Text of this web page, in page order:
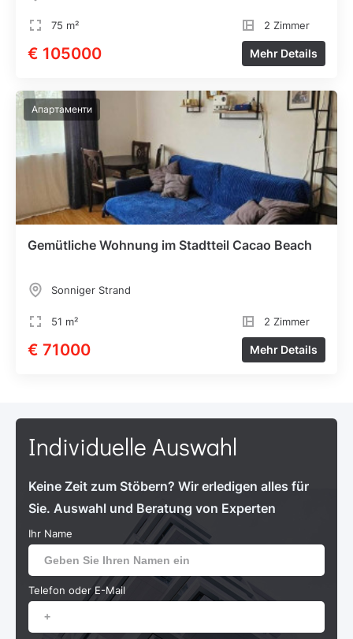
75 m² 2 Zimmer
€ 105000 Mehr Details
Апартаменти
Gemütliche Wohnung im Stadtteil Cacao Beach
Sonniger Strand
51 m² 2 Zimmer
€ 71000 Mehr Details
Individuelle Auswahl
Keine Zeit zum Stöbern? Wir erledigen alles für
Sie. Auswahl und Beratung von Experten
Ihr Name
Telefon oder E-Mail